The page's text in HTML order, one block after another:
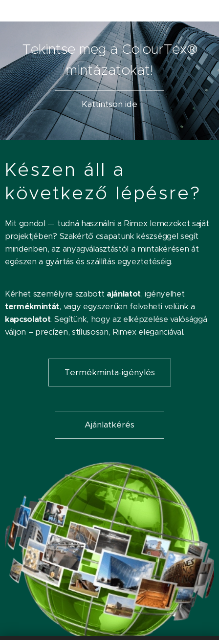
Tekintse meg a ColourTex®
mintázatokat!
Kattintson ide
Készen áll a
következő lépésre?
Mit gondol — tudná használni a Rimex lemezeket saját
projektjében? Szakértő csapatunk készséggel segít
mindenben, az anyagválasztástól a mintakérésen át
egészen a gyártás és szállítás egyeztetéséig.
Kérhet személyre szabott ajánlatot, igényelhet
termékmintát, vagy egyszerűen felveheti velünk a
kapcsolatot. Segítünk, hogy az elképzelése valósággá
váljon – precízen, stílusosan, Rimex eleganciával.
Termékminta-igénylés
Ajánlatkérés